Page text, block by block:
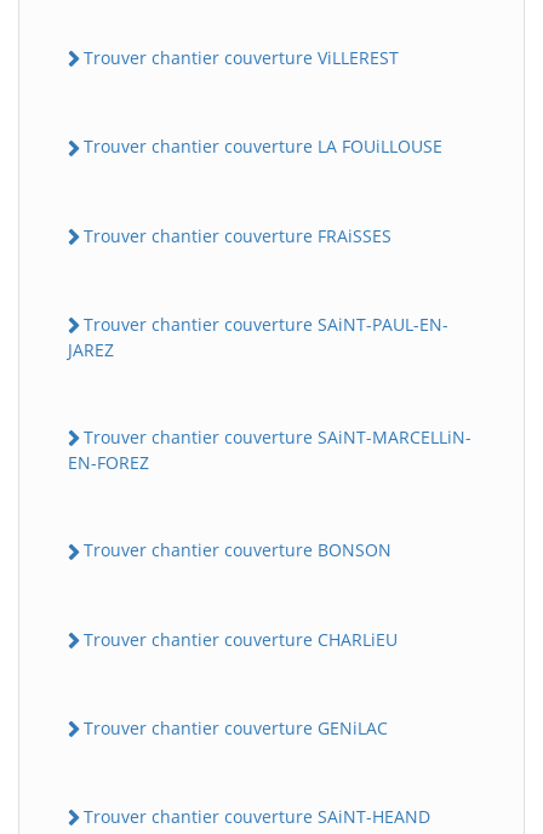
Trouver chantier couverture ViLLEREST
Trouver chantier couverture LA FOUiLLOUSE
Trouver chantier couverture FRAiSSES
Trouver chantier couverture SAiNT-PAUL-EN-
JAREZ
Trouver chantier couverture SAiNT-MARCELLiN-
EN-FOREZ
Trouver chantier couverture BONSON
Trouver chantier couverture CHARLiEU
Trouver chantier couverture GENiLAC
Trouver chantier couverture SAiNT-HEAND